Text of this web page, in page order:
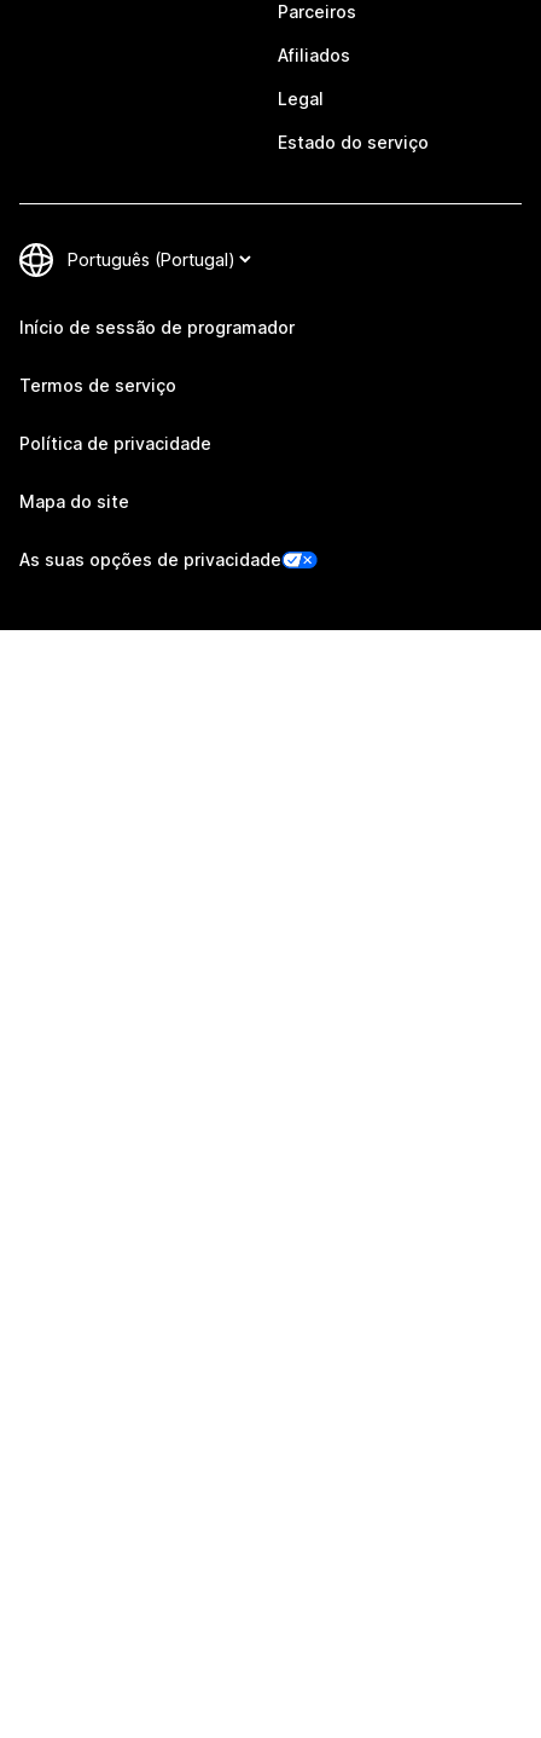
Parceiros
Afiliados
Legal
Estado do serviço
Início de sessão de programador
Termos de serviço
Política de privacidade
Mapa do site
As suas opções de privacidade